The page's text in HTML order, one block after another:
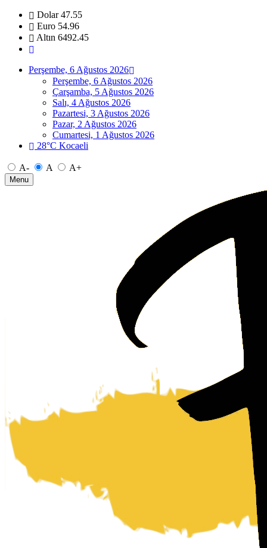
Dolar47.55
Euro 54.96
Altın 6492.45
Perşembe, 6 Ağustos 2026
Perşembe, 6 Ağustos 2026
Çarşamba, 5 Ağustos 2026
Salı, 4 Ağustos 2026
Pazartesi, 3 Ağustos 2026
Pazar, 2 Ağustos 2026
Cumartesi, 1 Ağustos 2026
28°C Kocaeli
A- A A+
Menu